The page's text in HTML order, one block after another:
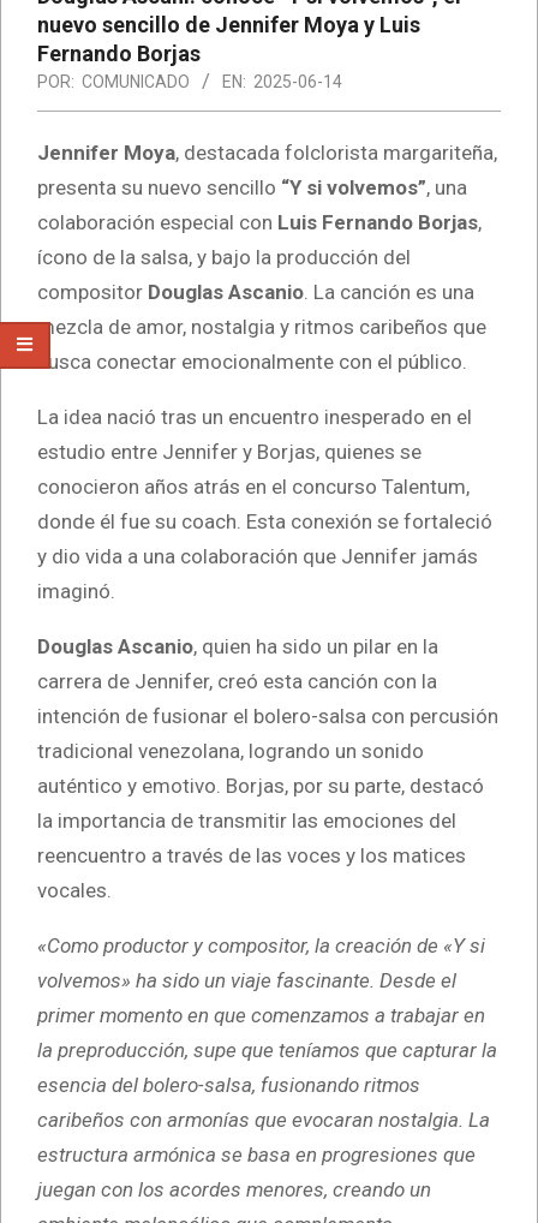
nuevo sencillo de Jennifer Moya y Luis
Fernando Borjas
POR: COMUNICADO EN: 2025-06-14
Jennifer Moya, destacada folclorista margariteña,
presenta su nuevo sencillo “Y si volvemos”, una
colaboración especial con Luis Fernando Borjas,
ícono de la salsa, y bajo la producción del
compositor Douglas Ascanio . La canción es una
mezcla de amor, nostalgia y ritmos caribeños que
busca conectar emocionalmente con el público.
La idea nació tras un encuentro inesperado en el
estudio entre Jennifer y Borjas, quienes se
conocieron años atrás en el concurso Talentum,
donde él fue su coach. Esta conexión se fortaleció
y dio vida a una colaboración que Jennifer jamás
imaginó.
Douglas Ascanio, quien ha sido un pilar en la
carrera de Jennifer, creó esta canción con la
intención de fusionar el bolero-salsa con percusión
tradicional venezolana, logrando un sonido
auténtico y emotivo. Borjas, por su parte, destacó
la importancia de transmitir las emociones del
reencuentro a través de las voces y los matices
vocales.
«Como productor y compositor, la creación de «Y si
volvemos» ha sido un viaje fascinante. Desde el
primer momento en que comenzamos a trabajar en
la preproducción, supe que teníamos que capturar la
esencia del bolero-salsa, fusionando ritmos
caribeños con armonías que evocaran nostalgia. La
estructura armónica se basa en progresiones que
juegan con los acordes menores, creando un